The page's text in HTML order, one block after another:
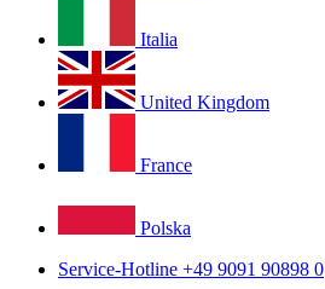
Italia
United Kingdom
France
Polska
Service-Hotline +49 9091 90898 0